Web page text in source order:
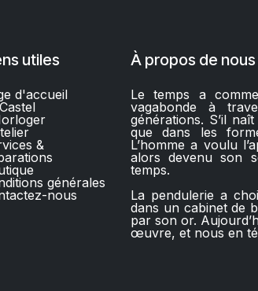
utiles
d'accueil
&
générales
nous​
À propos de nous
Le temps a
vagabonde à
générations. S’il
que dans les
L’homme a voulu
alors devenu son
temps.
La pendulerie a
dans un cabinet de
par son or.
œuvre, et nous en